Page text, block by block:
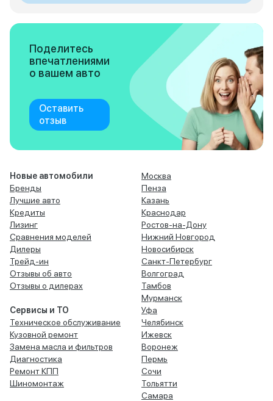
Поделитесь
впечатлениями
о вашем авто
Оставить
отзыв
Новые автомобили
Бренды
Лучшие авто
Кредиты
Лизинг
Сравнения моделей
Дилеры
Трейд-ин
Отзывы об авто
Отзывы о дилерах
Сервисы и ТО
Техническое обслуживание
Кузовной ремонт
Замена масла и фильтров
Диагностика
Ремонт КПП
Шиномонтаж
Москва
Пенза
Казань
Краснодар
Ростов-на-Дону
Нижний Новгород
Новосибирск
Санкт-Петербург
Волгоград
Тамбов
Мурманск
Уфа
Челябинск
Ижевск
Воронеж
Пермь
Сочи
Тольятти
Самара